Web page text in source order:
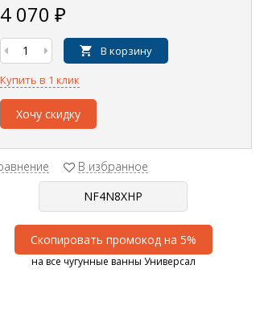
4 070 ₽
В корзину
Купить в 1 клик
Хочу скидку
В избранное
Скопировать промокод на 5%
на все чугунные ванны Универсал